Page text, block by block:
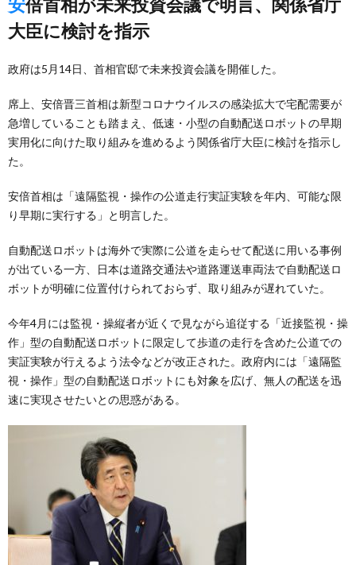
大臣に検討を指示
政府は5月14日、首相官邸で未来投資会議を開催した。
席上、安倍晋三首相は新型コロナウイルスの感染拡大で宅配需要が
急増していることも踏まえ、低速・小型の自動配送ロボットの早期
実用化に向けた取り組みを進めるよう関係省庁大臣に検討を指示し
た。
安倍首相は「遠隔監視・操作の公道走行実証実験を年内、可能な限
り早期に実行する」と明言した。
自動配送ロボットは海外で実際に公道を走らせて配送に用いる事例
が出ている一方、日本は道路交通法や道路運送車両法で自動配送ロ
ボットが明確に位置付けられておらず、取り組みが遅れていた。
今年4月には監視・操縦者が近くで見ながら追従する「近接監視・操
作」型の自動配送ロボットに限定して歩道の走行を含めた公道での
実証実験が行えるよう法令などが改正された。政府内には「遠隔監
視・操作」型の自動配送ロボットにも対象を広げ、無人の配送を迅
速に実現させたいとの思惑がある。